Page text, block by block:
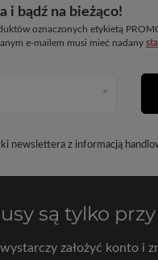
i bądź na bieżąco!
oznaczonych etykietą
e-mailem musi mieć nadany
newslettera z informacją
są tylko
założyć konto i